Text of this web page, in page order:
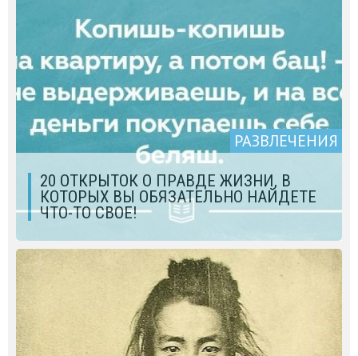
РАЗВЛЕЧЕНИЯ
20 ОТКРЫТОК О ПРАВДЕ ЖИЗНИ, В
КОТОРЫХ ВЫ ОБЯЗАТЕЛЬНО НАЙДЕТЕ
ЧТО-ТО СВОЕ!